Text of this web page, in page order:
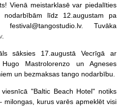
Vienā meistarklasē var piedalīties
līdz 12.augustam pa
Tuvāka
.
sāksies 17.augustā Vecrīgā ar
Mastrolorenzo un Agneses
un bezmaksas tango nodarbību.
"Baltic Beach Hotel" notiks
milongas, kurus varēs apmeklēt visi